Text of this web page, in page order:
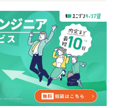
ピ
ッ
ク
ア
ッ
プ
「
人
タ
グ
覧
へ